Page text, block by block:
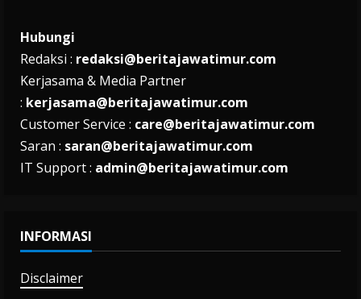
Hubungi
Redaksi : redaksi@beritajawatimur.com
Kerjasama & Media Partner
: kerjasama@beritajawatimur.com
Customer Service : care@beritajawatimur.com
Saran : saran@beritajawatimur.com
IT Support : admin@beritajawatimur.com
INFORMASI
Disclaimer